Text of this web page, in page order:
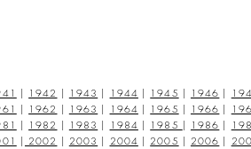
| 1942 | 1943 | 1944 | 1945 | 1946 |
| 1962 | 1963 | 1964 | 1965 | 1966 |
| 1982 | 1983 | 1984 | 1985 | 1986 |
| 2002 | 2003 | 2004 | 2005 | 2006 |